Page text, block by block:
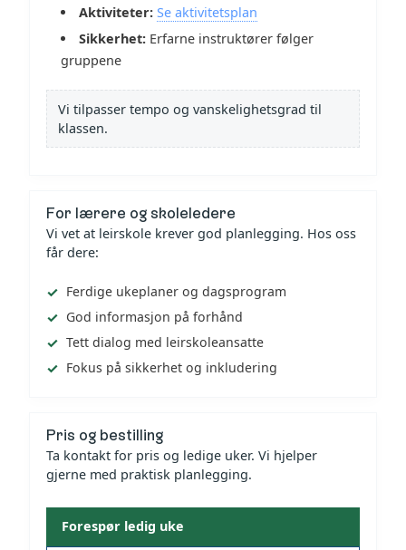
Aktiviteter: Se aktivitetsplan
Sikkerhet: Erfarne instruktører følger
gruppene
Vi tilpasser tempo og vanskelighetsgrad til
klassen.
For lærere og skoleledere
Vi vet at leirskole krever god planlegging. Hos oss
får dere:
Ferdige ukeplaner og dagsprogram
God informasjon på forhånd
Tett dialog med leirskoleansatte
Fokus på sikkerhet og inkludering
Pris og bestilling
Ta kontakt for pris og ledige uker. Vi hjelper
gjerne med praktisk planlegging.
Forespør ledig uke